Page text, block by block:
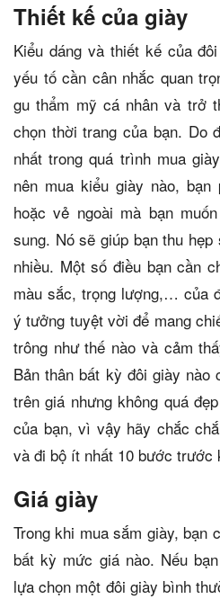
Thiết kế của giày
Kiểu dáng và thiết kế của
yếu tố cần cân nhắc quan
gu thẩm mỹ cá nhân và trở
chọn thời trang của bạn. Do
nhất trong quá trình mua
nên mua kiểu giày nào, bạn
hoặc vẻ ngoài mà bạn
sung. Nó sẽ giúp bạn thu
nhiều. Một số điều bạn cần
màu sắc, trọng lượng,… của
ý tưởng tuyệt vời để mang
trông như thế nào và cảm
Bản thân bất kỳ đôi giày nào
trên giá nhưng không quá
của bạn, vì vậy hãy chắc
và đi bộ ít nhất 10 bước trước
Giá giày
Trong khi mua sắm giày, bạn
bất kỳ mức giá nào. Nếu
lựa chọn một đôi giày bình